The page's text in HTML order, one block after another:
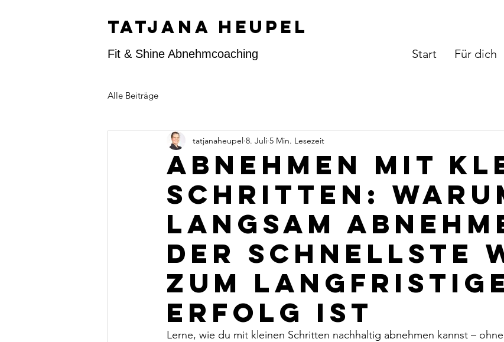
Tatjana heupel
Fit & Shine Abnehmcoaching Start Für dich
Alle Beiträge
Abnehmen mit
Schritten:
langsam
der schnellste
zum
Erfolg ist
tatjanaheupel 8. Juli 5 Min. Lesezeit
Lerne, wie du mit kleinen Schritten nachhaltig abnehmen kannst –